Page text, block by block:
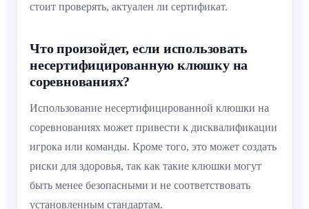
стоит проверять, актуален ли сертификат.
Что произойдет, если использовать
несертифицированную клюшку на
соревнованиях?
Использование несертифицированной клюшки на
соревнованиях может привести к дисквалификации
игрока или команды. Кроме того, это может создать
риски для здоровья, так как такие клюшки могут
быть менее безопасными и не соответствовать
установленным стандартам.